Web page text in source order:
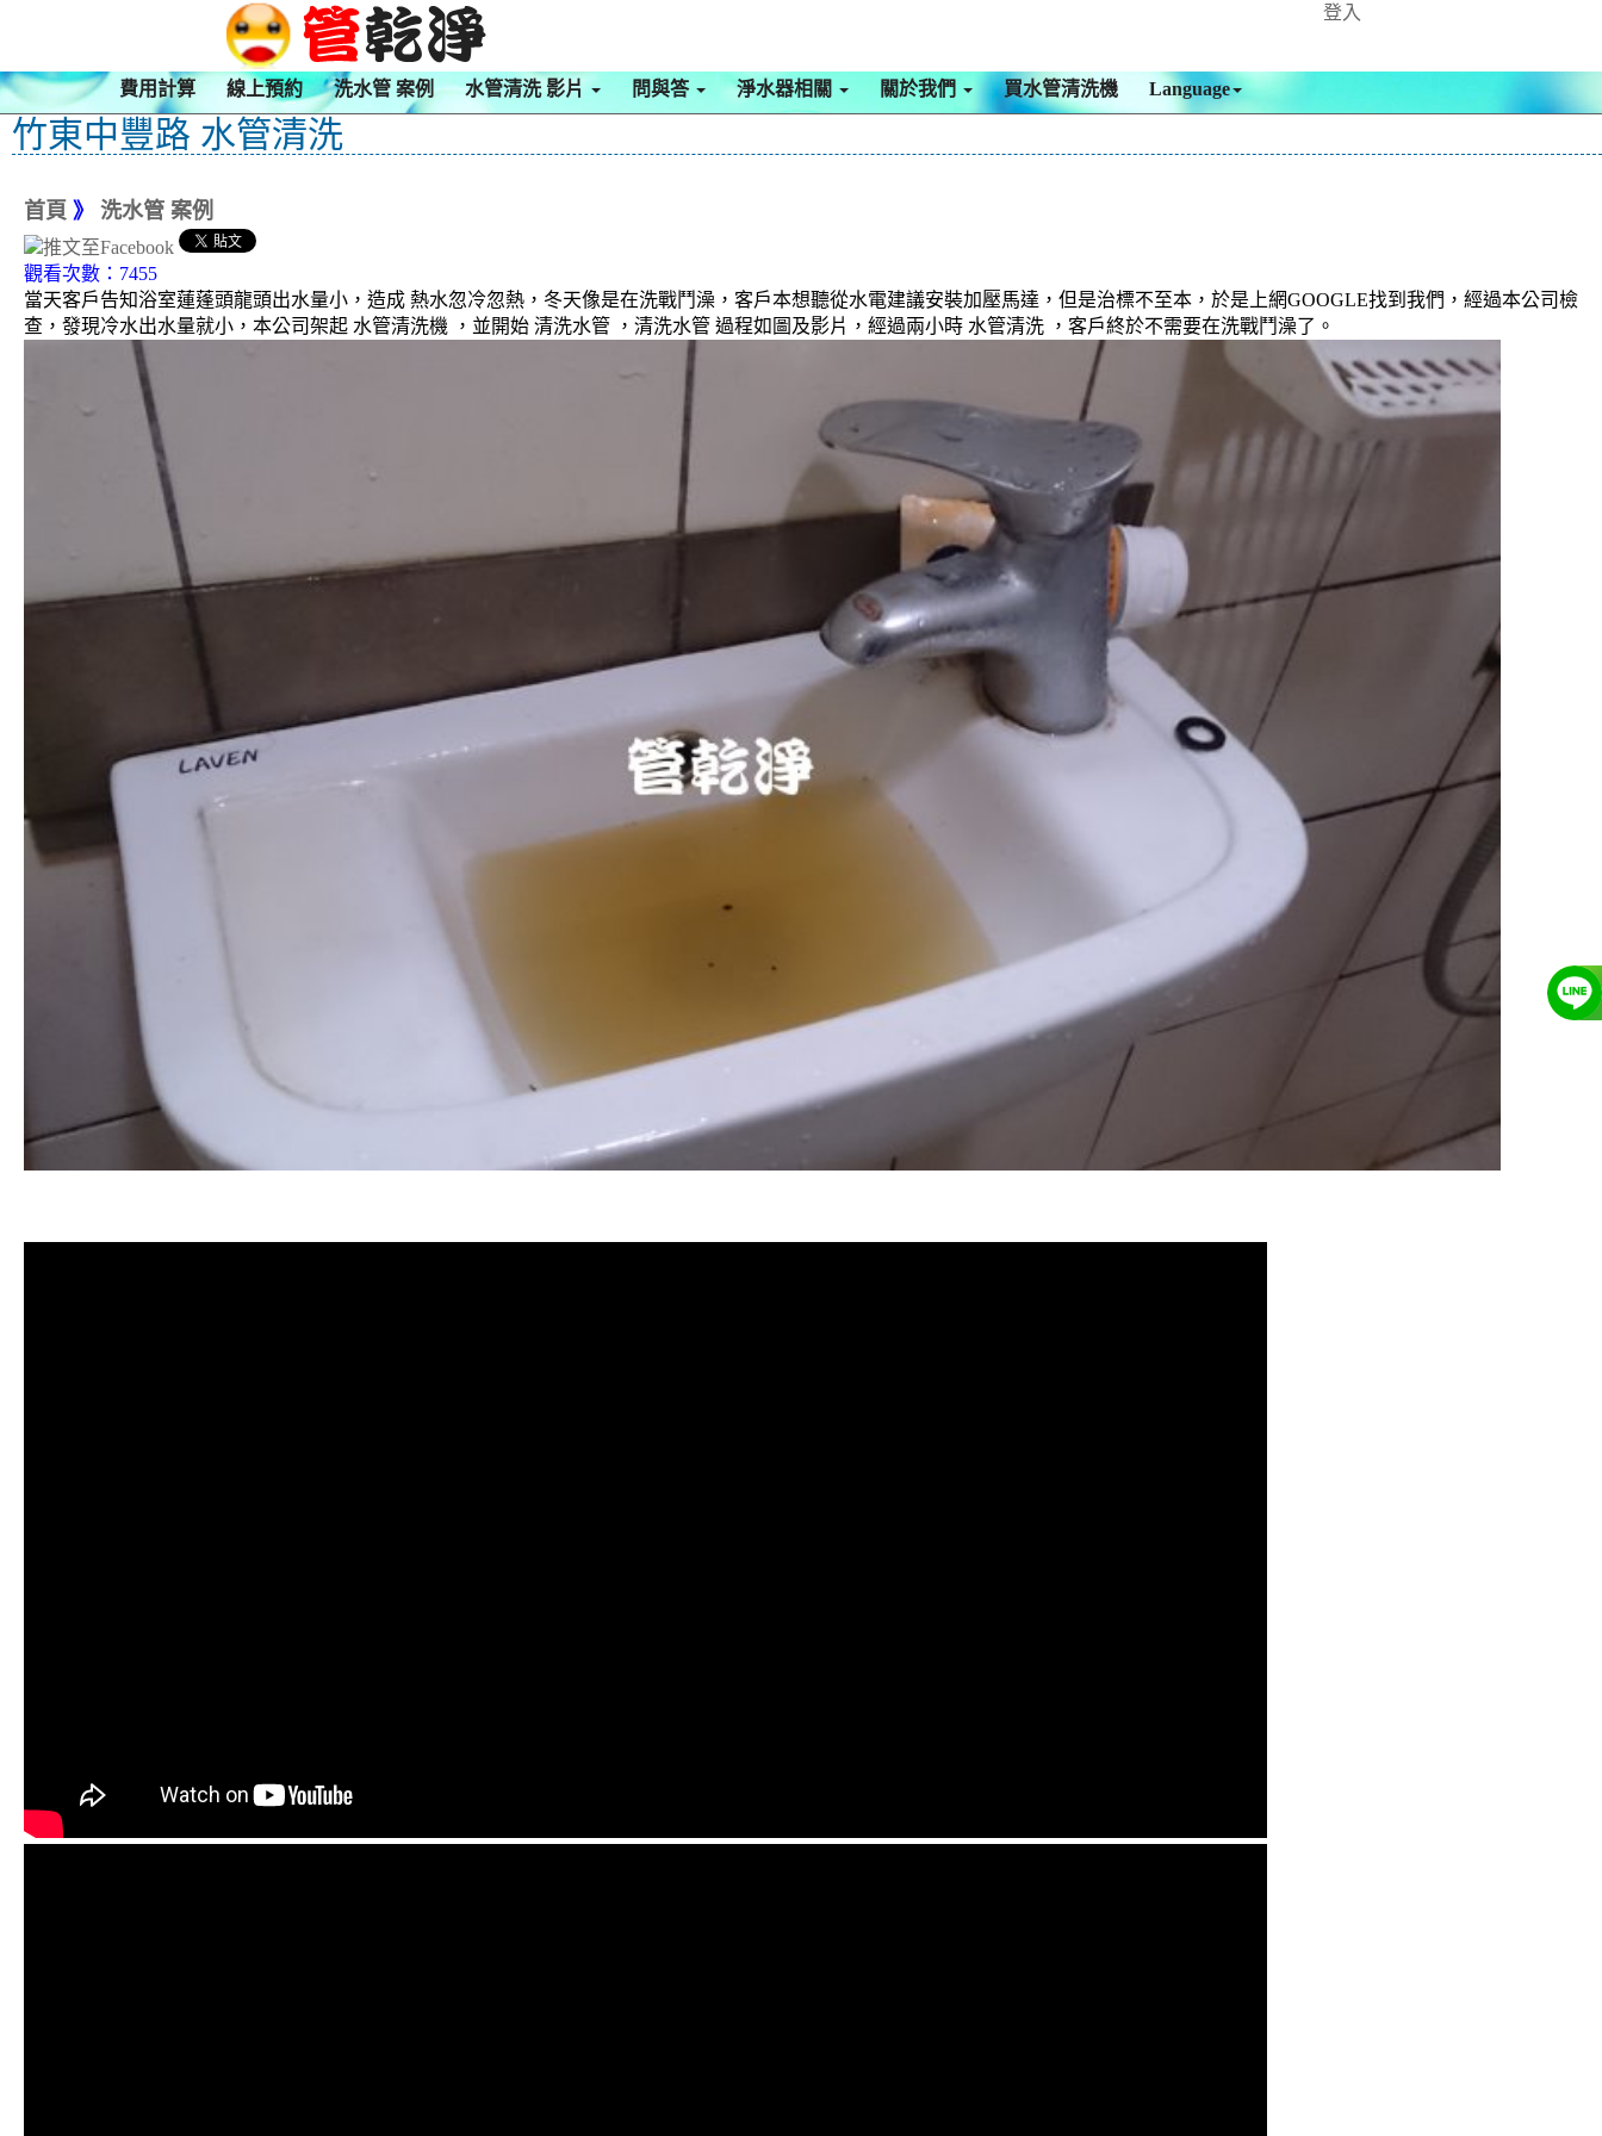
登入
費用計算 線上預約 洗水管 案例 水管清洗 影片 問與答 淨水器相關 關於我們 買水管清洗機 Language
竹東中豐路 水管清洗
首頁 》 洗水管 案例
觀看次數：7455
當天客戶告知浴室蓮蓬頭龍頭出水量小，造成 熱水忽冷忽熱，冬天像是在洗戰鬥澡，客戶本想聽從水電建議安裝加壓馬達，但是治標不至本，於是上網GOOGLE找到我們，經過本公司檢
查，發現冷水出水量就小，本公司架起 水管清洗機 ，並開始 清洗水管 ，清洗水管 過程如圖及影片，經過兩小時 水管清洗 ，客戶終於不需要在洗戰鬥澡了。